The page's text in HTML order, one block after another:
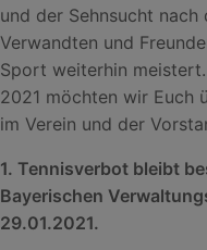
und der Sehnsucht
Verwandten und
Sport weiterhin
2021 möchten wir Euch
im Verein und der
1. Tennisverbot bleibt
Bayerischen
29.01.2021.